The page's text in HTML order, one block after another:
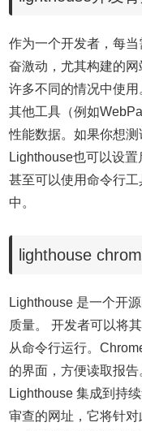
作为一个开发者，每
奋激动，尤其构建的
许多不同的情况中使
其他工具（例如
性能数据。如果你想测
Lighthouse也可以设
甚至可以使用命令行
中。
lighthouse
Lighthouse 是一个开
质量。 开发者可以将
从命令行运行。
的界面，方便读取报
Lighthouse 集成到持
审查的网址，它将针